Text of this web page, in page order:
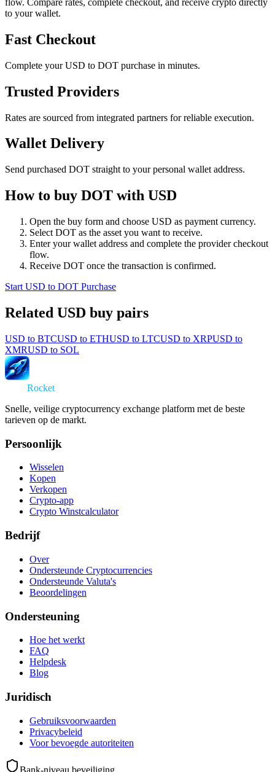
to your wallet.
Fast Checkout
Complete your USD to DOT purchase in minutes.
Trusted Providers
Rates are sourced from integrated partners for reliable execution.
Wallet Delivery
Send purchased DOT straight to your personal wallet address.
How to buy DOT with USD
Open the buy form and choose USD as payment currency.
Select DOT as the asset you want to receive.
Enter your wallet address and complete the provider checkout
flow.
Receive DOT once the transaction is confirmed.
Start USD to DOT Purchase
Related USD buy pairs
USD to BTCUSD to ETHUSD to LTCUSD to XRPUSD to
XMRUSD to SOL
Rocket
Snelle, veilige cryptocurrency exchange platform met de beste
tarieven op de markt.
Persoonlijk
Wisselen
Kopen
Verkopen
Crypto-app
Crypto Winstcalculator
Bedrijf
Over
Ondersteunde Cryptocurrencies
Ondersteunde Valuta's
Beoordelingen
Ondersteuning
Hoe het werkt
FAQ
Helpdesk
Blog
Juridisch
Gebruiksvoorwaarden
Privacybeleid
Voor bevoegde autoriteiten
Bank-niveau beveiliging